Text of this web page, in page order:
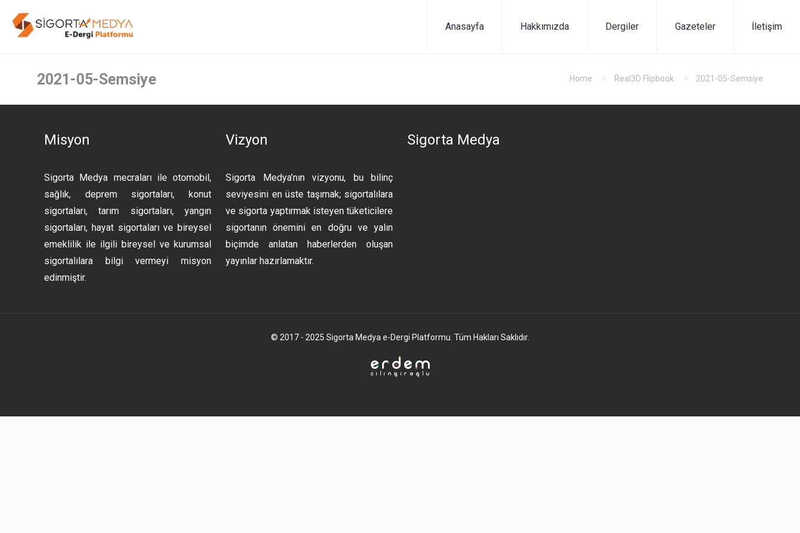
Anasayfa Hakkımızda Dergiler Gazeteler İletişim
2021-05-Semsiye Home Real3D Flipbook 2021-05-Semsiye
Misyon
Sigorta Medya mecraları ile otomobil,
sağlık, deprem sigortaları, konut
sigortaları, tarım sigortaları, yangın
sigortaları, hayat sigortaları ve bireysel
emeklilik ile ilgili bireysel ve kurumsal
sigortalılara bilgi vermeyi misyon
edinmiştir.
Vizyon
Sigorta Medya’nın vizyonu, bu bilinç
seviyesini en üste taşımak; sigortalılara
ve sigorta yaptırmak isteyen tüketicilere
sigortanın önemini en doğru ve yalın
biçimde anlatan haberlerden oluşan
yayınlar hazırlamaktır.
Sigorta Medya
© 2017 - 2025 Sigorta Medya e-Dergi Platformu. Tüm Hakları Saklıdır.